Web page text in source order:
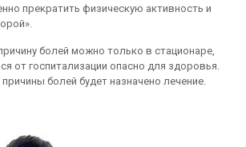
прекратить физическую активность и
болей можно только в стационаре,
от госпитализации опасно для здоровья.
болей будет назначено лечение.